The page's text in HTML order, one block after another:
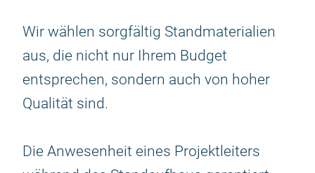
Wir wählen sorgfältig Standmaterialien
aus, die nicht nur Ihrem Budget
entsprechen, sondern auch von hoher
Qualität sind.
Die Anwesenheit eines Projektleiters